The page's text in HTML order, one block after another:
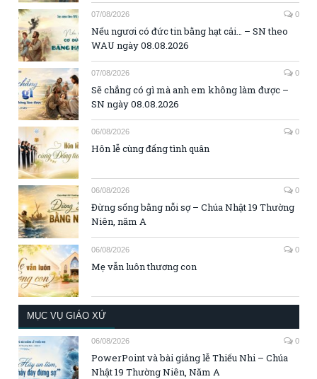
07/08/2026 0
Nếu ngươi có đức tin bằng hạt cải… – SN theo
WAU ngày 08.08.2026
07/08/2026 0
Sẽ chẳng có gì mà anh em không làm được –
SN ngày 08.08.2026
06/08/2026 0
Hôn lễ cùng đấng tình quân
06/08/2026 0
Đừng sống bằng nỗi sợ – Chúa Nhật 19 Thường
Niên, năm A
06/08/2026 0
Mẹ vẫn luôn thương con
MỤC VỤ GIÁO XỨ
06/08/2026 0
PowerPoint và bài giảng lễ Thiếu Nhi – Chúa
Nhật 19 Thường Niên, Năm A